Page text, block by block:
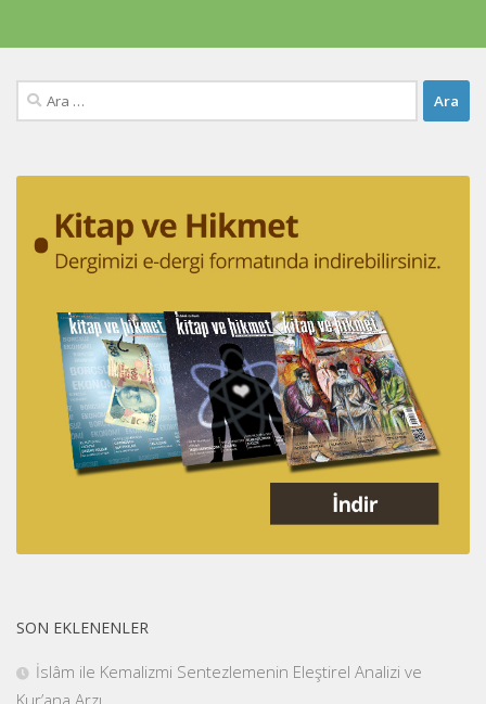
Arama:
SON EKLENENLER
İslâm ile Kemalizmi Sentezlemenin Eleştirel Analizi ve
Kur’ana Arzı